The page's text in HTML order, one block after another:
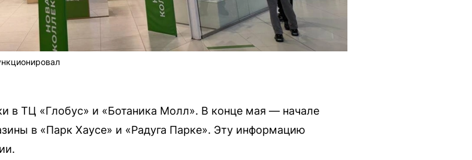
в ТЦ «Глобус» и «Ботаника Молл». В конце мая — начале
в «Парк Хаусе» и «Радуга Парке». Эту информацию